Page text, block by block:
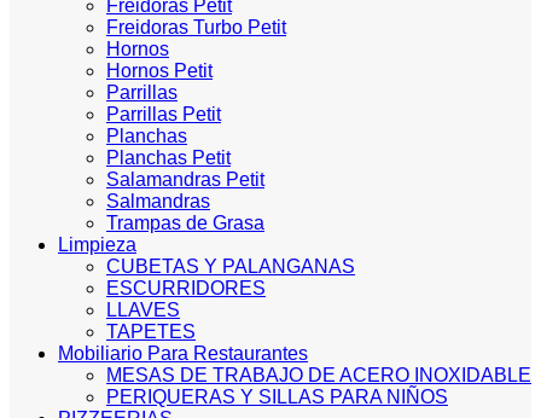
Freidoras Petit
Freidoras Turbo Petit
Hornos
Hornos Petit
Parrillas
Parrillas Petit
Planchas
Planchas Petit
Salamandras Petit
Salmandras
Trampas de Grasa
Limpieza
CUBETAS Y PALANGANAS
ESCURRIDORES
LLAVES
TAPETES
Mobiliario Para Restaurantes
MESAS DE TRABAJO DE ACERO INOXIDABLE
PERIQUERAS Y SILLAS PARA NIÑOS